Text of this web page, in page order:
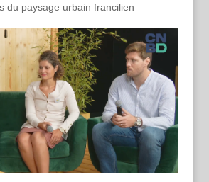
du paysage urbain francilien